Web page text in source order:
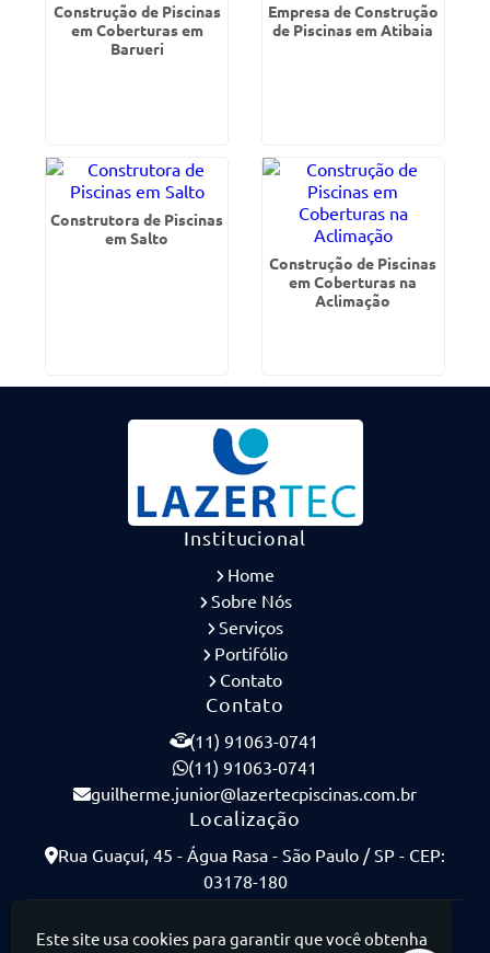
Construção de Piscinas
em Coberturas em
Barueri
Empresa de Construção
de Piscinas em Atibaia
Construtora de Piscinas
em Salto
Construção de Piscinas
em Coberturas na
Aclimação
Institucional
Home
Sobre Nós
Serviços
Portifólio
Contato
Contato
(11) 91063-0741
(11) 91063-0741
guilherme.junior@lazertecpiscinas.com.br
Localização
Rua Guaçuí, 45 - Água Rasa - São Paulo / SP - CEP:
03178-180
Este site usa cookies para garantir que você obtenha